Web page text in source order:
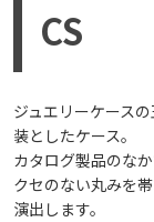
CS
ジュエリーケース
装としたケース。
カタログ製品のな
クセのない丸みを
演出します。